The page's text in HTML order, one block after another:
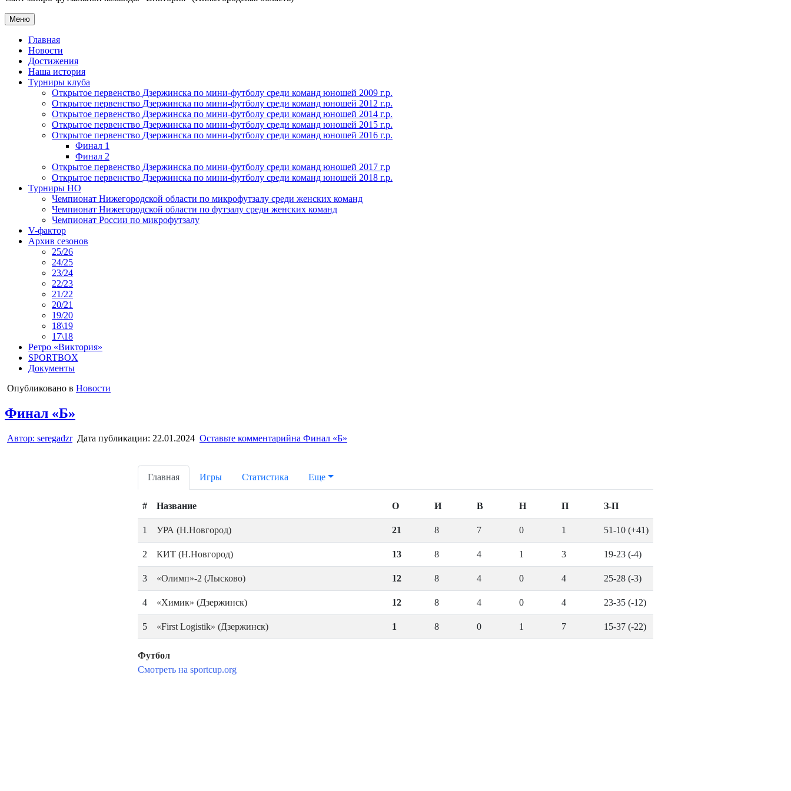
Меню
Главная
Новости
Достижения
Наша история
Турниры клуба
Открытое первенство Дзержинска по мини-футболу среди команд юношей 2009 г.р.
Открытое первенство Дзержинска по мини-футболу среди команд юношей 2012 г.р.
Открытое первенство Дзержинска по мини-футболу среди команд юношей 2014 г.р.
Открытое первенство Дзержинска по мини-футболу среди команд юношей 2015 г.р.
Открытое первенство Дзержинска по мини-футболу среди команд юношей 2016 г.р.
Финал 1
Финал 2
Открытое первенство Дзержинска по мини-футболу среди команд юношей 2017 г.р
Открытое первенство Дзержинска по мини-футболу среди команд юношей 2018 г.р.
Турниры НО
Чемпионат Нижегородской области по микрофутзалу среди женских команд
Чемпионат Нижегородской области по футзалу среди женских команд
Чемпионат России по микрофутзалу
V-фактор
Архив сезонов
25/26
24/25
23/24
22/23
21/22
20/21
19/20
18\19
17\18
Ретро «Виктория»
SPORTBOX
Документы
Опубликовано в Новости
Финал «Б»
Автор: seregadzr Дата публикации: 22.01.2024 Оставьте комментарийна Финал «Б»